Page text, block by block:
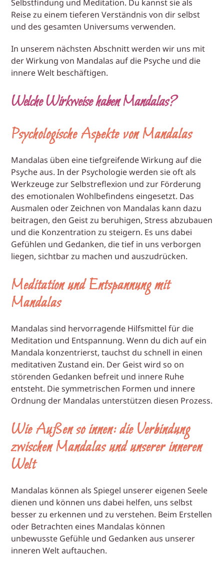
Selbstfindung und Meditation. Du kannst sie als
Reise zu einem tieferen Verständnis von dir selbst
und des gesamten Universums verwenden.
In unserem nächsten Abschnitt werden wir uns mit
der Wirkung von Mandalas auf die Psyche und die
innere Welt beschäftigen.
Welche Wirkweise haben Mandalas?
Psychologische Aspekte von Mandalas
Mandalas üben eine tiefgreifende Wirkung auf die
Psyche aus. In der Psychologie werden sie oft als
Werkzeuge zur Selbstreflexion und zur Förderung
des emotionalen Wohlbefindens eingesetzt. Das
Ausmalen oder Zeichnen von Mandalas kann dazu
beitragen, den Geist zu beruhigen, Stress abzubauen
und die Konzentration zu steigern. Es uns dabei
Gefühlen und Gedanken, die tief in uns verborgen
liegen, sichtbar zu machen und auszudrücken.
Meditation und Entspannung mit
Mandalas
Mandalas sind hervorragende Hilfsmittel für die
Meditation und Entspannung. Wenn du dich auf ein
Mandala konzentrierst, tauchst du schnell in einen
meditativen Zustand ein. Der Geist wird so on
störenden Gedanken befreit und innere Ruhe
entsteht. Die symmetrischen Formen und innere
Ordnung der Mandalas unterstützen diesen Prozess.
Wie Außen so innen: die Verbindung
zwischen Mandalas und unserer inneren
Welt
Mandalas können als Spiegel unserer eigenen Seele
dienen und können uns dabei helfen, uns selbst
besser zu erkennen und zu verstehen. Beim Erstellen
oder Betrachten eines Mandalas können
unbewusste Gefühle und Gedanken aus unserer
inneren Welt auftauchen.